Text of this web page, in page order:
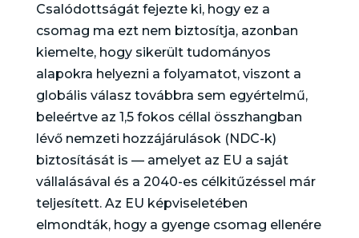
Csalódottságát fejezte ki, hogy ez a
csomag ma ezt nem biztosítja, azonban
kiemelte, hogy sikerült tudományos
alapokra helyezni a folyamatot, viszont a
globális válasz továbbra sem egyértelmű,
beleértve az 1,5 fokos céllal összhangban
lévő nemzeti hozzájárulások (NDC-k)
biztosítását is — amelyet az EU a saját
vállalásával és a 2040-es célkitűzéssel már
teljesített. Az EU képviseletében
elmondták, hogy a gyenge csomag ellenére